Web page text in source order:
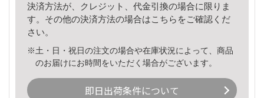
決済方法が、クレジット、代金引換の場合に限りま
す。その他の決済方法の場合はこちら をご確認くだ
さい。
※土・日・祝日の注文の場合や在庫状況によって、商品
のお届けにお時間をいただく場合がございます。
即日出荷条件について